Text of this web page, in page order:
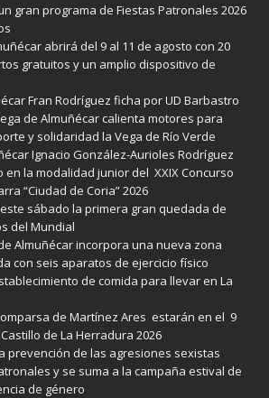
gran programa de Fiestas Patronales 2026
abrirá del 9 al 11 de agosto con 20
gratuitos y un amplio dispositivo de
Fran Rodríguez ficha por UD Barbastro
de Almuñécar calienta motores para
y solidaridad la Vega de Río Verde
Ignacio González-Aurioles Rodríguez
en la modalidad junior del XXIX Concurso
“Ciudad de Coria” 2026
sábado la primera gran quedada de
del Mundial
Almuñécar incorpora una nueva zona
con seis aparatos de ejercicio físico
de comida para llevar en La
de Martínez Ares estarán en el 9
de La Herradura 2026
prevención de las agresiones sexistas
y se suma a la campaña estival de
de género